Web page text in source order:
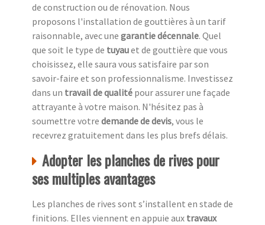
de construction ou de rénovation. Nous
proposons l'installation de gouttières à un tarif
raisonnable, avec une garantie décennale. Quel
que soit le type de tuyauet de gouttière que vous
choisissez, elle saura vous satisfaire par son
savoir-faire et son professionnalisme. Investissez
dans un travail de qualité pour assurer une façade
attrayante à votre maison. N'hésitez pas à
soumettre votre demande de devis, vous le
recevrez gratuitement dans les plus brefs délais.
Adopter les planches de rives pour
ses multiples avantages
Les planches de rives sont s’installent en stade de
finitions. Elles viennent en appuie aux travaux